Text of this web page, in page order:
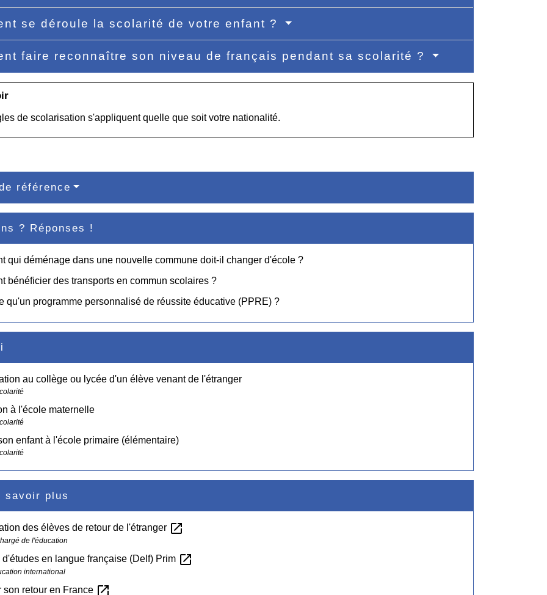
se déroule la scolarité de votre enfant ?
faire reconnaître son niveau de français pendant sa scolarité ?
de scolarisation s'appliquent quelle que soit votre nationalité.
référence
? Réponses !
qui déménage dans une nouvelle commune doit-il changer d'école ?
bénéficier des transports en commun scolaires ?
qu'un programme personnalisé de réussite éducative (PPRE) ?
au collège ou lycée d'un élève venant de l'étranger
à l'école maternelle
enfant à l'école primaire (élémentaire)
savoir plus
des élèves de retour de l'étranger open_in_new
de l'éducation
d'études en langue française (Delf) Prim open_in_new
international
son retour en France open_in_new